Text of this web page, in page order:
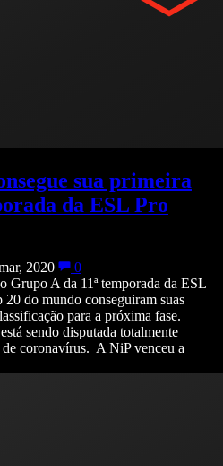
sua primeira
da ESL Pro
2020
0
Grupo A da 11ª temporada da ESL
do mundo conseguiram suas
para a próxima fase.
sendo disputada totalmente
coronavírus. A NiP venceu a